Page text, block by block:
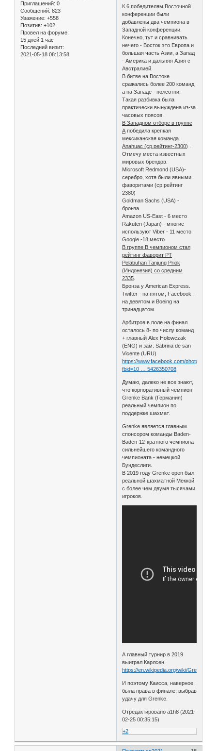
Приглашений: 0
Сообщений: 823
Уважение: +558
Позитив: +102
Провел на форуме:
15 дней 1 час
Последний визит:
2021-05-18 08:13:58
К 6 победителям Восточной
конференции были
добавлены два чемпиона в
Западной конференции.
Конечно, тут и сравнивать
нечего - Восток это Европа и
большая часть Азии, а Запад
- Америка и дальняя Азия с
Австралией.
В битве на Востоке
сражались более 200 команд,
а на Западе - полсотни.
Такая разбивка была
практически вынуждена из-за
часовых поясов.
В Западном отборе в группе
А победила крепкая
мексиканская команда
Anahuac (ср.рейтинг-2300) .
Отмечу места известных
мировых брендов.
Microsoft Redmond (USA)-
серебро, хотя были явными
фаворитами (ср.рейтинг
2380)
Goldman Sachs (USA) -
бронза
Amazon US-East - 6 место
Rakuten (Japan) - многие
используют Viber - 11 место
Google -18 место
В группе В чемпионом стал
рейтинг фаворит PT
Pelabuhan Tanjung Priok
(Индонезия) со средним
2335
Бронза у American Express.
Twitter - на пятом, Facebook -
на девятом и Boeing на
тринадцатом.
Арбитров в поле на финал
осталось 8- по числу команд
+ главный Alex Holowczak
(ENG) и зам. Sabrina de san
Vicente (URU)
https://www.facebook.com/photo/?
fbid=10 … 5426350708
Думаю, далеко не все знают,
что корпоративный чемпион
Grenke Bank (Германия)
реальный чемпион по
поддержке шахмат.
Grenke является главным
спонсором команды Baden-
Baden-12-кратного чемпиона
сильнейшего командного
чемпионата - немецкой
Бундеслиги.
В 2019 году Grenke open был
реальной шахматной Меккой
с более чем двумя тысячами
игроков.
А главный турнир в 2019
выиграл Карлсен.
https://en.wikipedia.org/wiki/
И поэтому Каисса, наверное,
была права в финале, выбрав
удачу для Grenke.
Отредактировано a1h8 (2021-
02-25 00:35:15)
+2